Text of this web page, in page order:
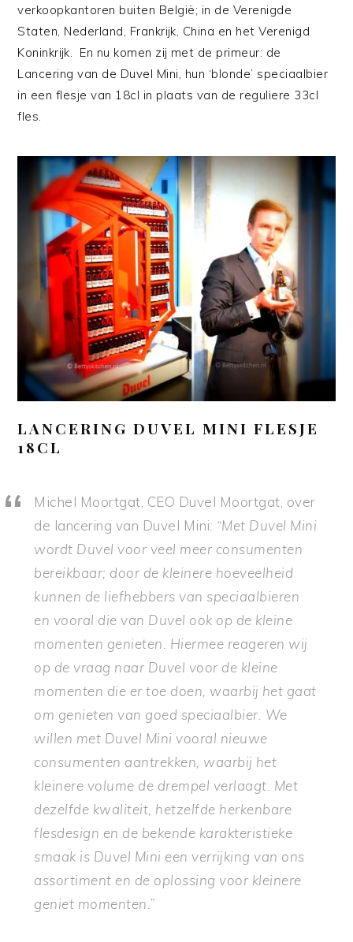
verkoopkantoren buiten België; in de Verenigde
Staten, Nederland, Frankrijk, China en het Verenigd
Koninkrijk. En nu komen zij met de primeur: de
Lancering van de Duvel Mini, hun ‘blonde’ speciaalbier
in een flesje van 18cl in plaats van de reguliere 33cl
fles.
LANCERING DUVEL MINI FLESJE
18CL
Michel Moortgat, CEO Duvel Moortgat, over
de lancering van Duvel Mini: “Met Duvel Mini
wordt Duvel voor veel meer consumenten
bereikbaar; door de kleinere hoeveelheid
kunnen de liefhebbers van speciaalbieren
en vooral die van Duvel ook op de kleine
momenten genieten. Hiermee reageren wij
op de vraag naar Duvel voor de kleine
momenten die er toe doen, waarbij het gaat
om genieten van goed speciaalbier. We
willen met Duvel Mini vooral nieuwe
consumenten aantrekken, waarbij het
kleinere volume de drempel verlaagt. Met
dezelfde kwaliteit, hetzelfde herkenbare
flesdesign en de bekende karakteristieke
smaak is Duvel Mini een verrijking van ons
assortiment en de oplossing voor kleinere
geniet momenten.”